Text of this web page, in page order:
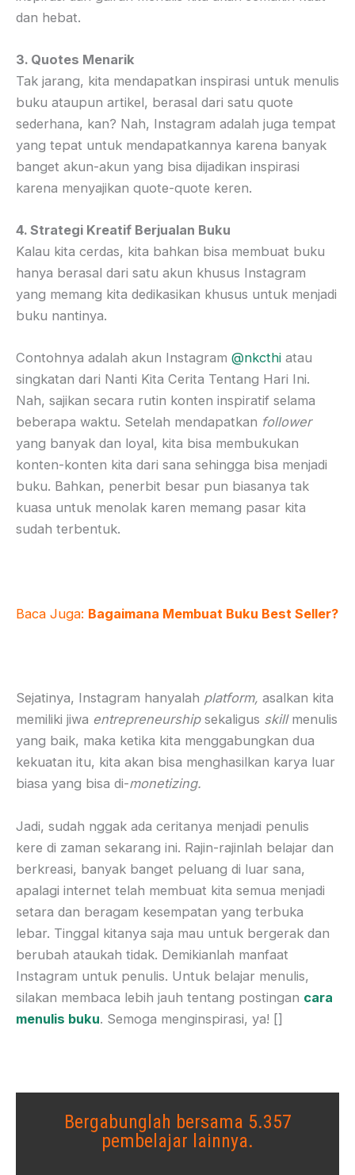
dan hebat.
3. Quotes Menarik
Tak jarang, kita mendapatkan inspirasi untuk menulis
buku ataupun artikel, berasal dari satu quote
sederhana, kan? Nah, Instagram adalah juga tempat
yang tepat untuk mendapatkannya karena banyak
banget akun-akun yang bisa dijadikan inspirasi
karena menyajikan quote-quote keren.
4. Strategi Kreatif Berjualan Buku
Kalau kita cerdas, kita bahkan bisa membuat buku
hanya berasal dari satu akun khusus Instagram
yang memang kita dedikasikan khusus untuk menjadi
buku nantinya.
Contohnya adalah akun Instagram @nkcthi atau
singkatan dari Nanti Kita Cerita Tentang Hari Ini.
Nah, sajikan secara rutin konten inspiratif selama
beberapa waktu. Setelah mendapatkan follower
yang banyak dan loyal, kita bisa membukukan
konten-konten kita dari sana sehingga bisa menjadi
buku. Bahkan, penerbit besar pun biasanya tak
kuasa untuk menolak karen memang pasar kita
sudah terbentuk.
Baca Juga: Bagaimana Membuat Buku Best Seller?
Sejatinya, Instagram hanyalah platform, asalkan kita
memiliki jiwa entrepreneurship sekaligus skill menulis
yang baik, maka ketika kita menggabungkan dua
kekuatan itu, kita akan bisa menghasilkan karya luar
biasa yang bisa di-monetizing.
Jadi, sudah nggak ada ceritanya menjadi penulis
kere di zaman sekarang ini. Rajin-rajinlah belajar dan
berkreasi, banyak banget peluang di luar sana,
apalagi internet telah membuat kita semua menjadi
setara dan beragam kesempatan yang terbuka
lebar. Tinggal kitanya saja mau untuk bergerak dan
berubah ataukah tidak. Demikianlah manfaat
Instagram untuk penulis. Untuk belajar menulis,
silakan membaca lebih jauh tentang postingan cara
menulis buku. Semoga menginspirasi, ya! []
Bergabunglah bersama 5.357
pembelajar lainnya.